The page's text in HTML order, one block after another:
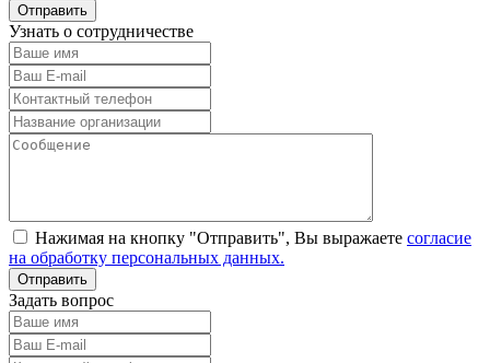
Узнать о сотрудничестве
Нажимая на кнопку "Отправить", Вы выражаете согласие
на обработку персональных данных.
Задать вопрос